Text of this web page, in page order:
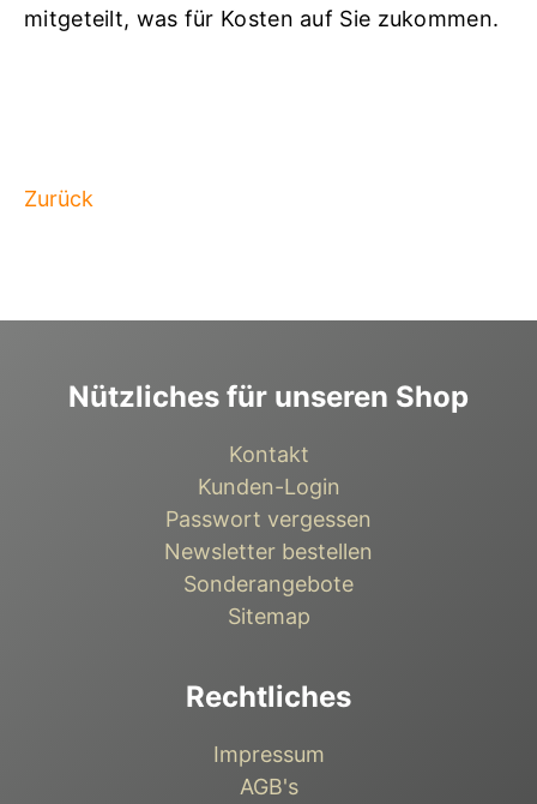
mitgeteilt, was für Kosten auf Sie zukommen.
Zurück
Nützliches für unseren Shop
Kontakt
Kunden-Login
Passwort vergessen
Newsletter bestellen
Sonderangebote
Sitemap
Rechtliches
Impressum
AGB's